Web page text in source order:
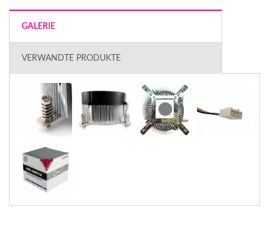
GALERIE
VERWANDTE PRODUKTE